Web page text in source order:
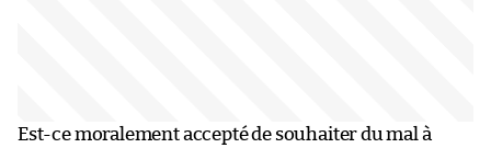
Est-ce moralement accepté de souhaiter du mal à